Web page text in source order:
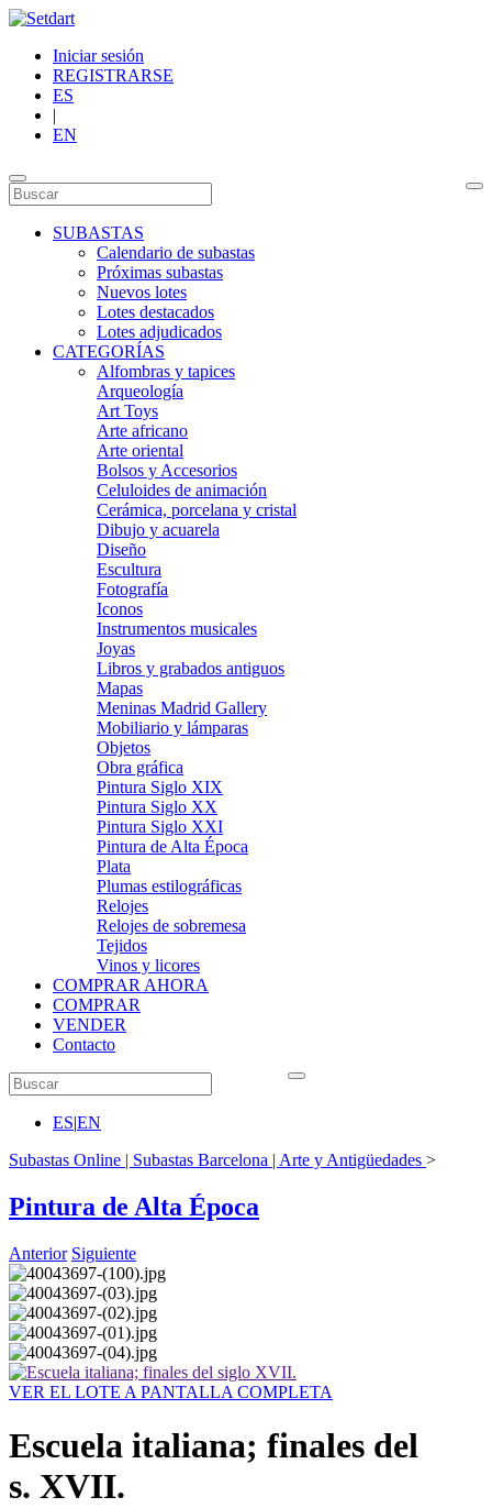
Iniciar sesión
REGISTRARSE
ES
|
EN
SUBASTAS
Calendario de subastas
Próximas subastas
Nuevos lotes
Lotes destacados
Lotes adjudicados
CATEGORÍAS
Alfombras y tapices
Arqueología
Art Toys
Arte africano
Arte oriental
Bolsos y Accesorios
Celuloides de animación
Cerámica, porcelana y cristal
Dibujo y acuarela
Diseño
Escultura
Fotografía
Iconos
Instrumentos musicales
Joyas
Libros y grabados antiguos
Mapas
Meninas Madrid Gallery
Mobiliario y lámparas
Objetos
Obra gráfica
Pintura Siglo XIX
Pintura Siglo XX
Pintura Siglo XXI
Pintura de Alta Época
Plata
Plumas estilográficas
Relojes
Relojes de sobremesa
Tejidos
Vinos y licores
COMPRAR AHORA
COMPRAR
VENDER
Contacto
ES|EN
Subastas Online | Subastas Barcelona | Arte y Antigüedades >
Pintura de Alta Época
Anterior Siguiente
VER EL LOTE A PANTALLA COMPLETA
Escuela italiana; finales del
s. XVII.